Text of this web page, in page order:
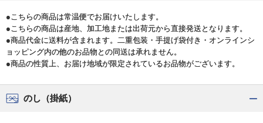
●こちらの商品は常温便でお届けいたします。
●こちらの商品は産地、加工地または出荷元から直接発送となります。
●商品代金に送料が含まれます。二重包装・手提げ袋付き・オンラインシ
ョッピング内の他のお品物との同送は承れません。
●商品の性質上、お届け地域が限定されているお品物がございます。
のし（掛紙）